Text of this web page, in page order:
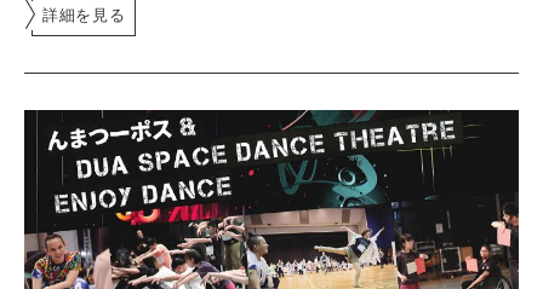
詳細を見る